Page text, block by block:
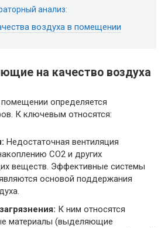
анализ:
воздуха в помещении
на качество воздуха
определяется
К ключевым относятся:
Недостаточная вентиляция
СО2 и других
веществ. Эффективные системы
основой поддержания
К ним относятся
материалы (выделяющие